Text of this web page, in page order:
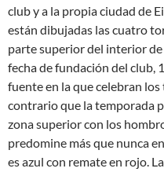
club y a la propia ciudad de
están dibujadas las cuatro
parte superior del interior
fecha de fundación del club,
fuente en la que celebran
contrario que la temporada
zona superior con los
predomine más que nunca
es azul con remate en rojo.